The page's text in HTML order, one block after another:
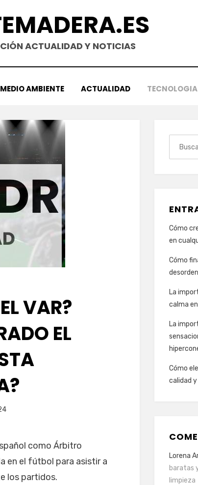
ACTUALIDAD Y NOTICIAS
AMBIENTE ACTUALIDAD TECNOLOGIA
VAR?
EL
como Árbitro
en el fútbol para asistir a
los partidos.
Cómo
en
Cómo
La
calma
La
Cómo
calidad y
Lorena
baratas
limpieza